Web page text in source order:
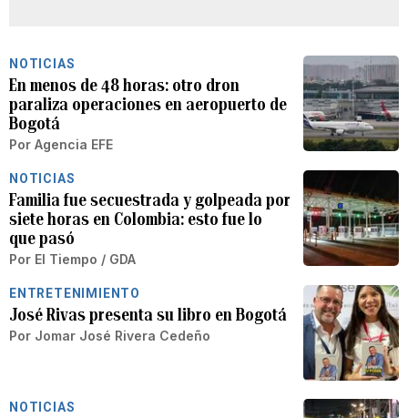
NOTICIAS
En menos de 48 horas: otro dron
paraliza operaciones en aeropuerto de
Bogotá
Por Agencia EFE
NOTICIAS
Familia fue secuestrada y golpeada por
siete horas en Colombia: esto fue lo
que pasó
Por El Tiempo / GDA
ENTRETENIMIENTO
José Rivas presenta su libro en Bogotá
Por Jomar José Rivera Cedeño
NOTICIAS